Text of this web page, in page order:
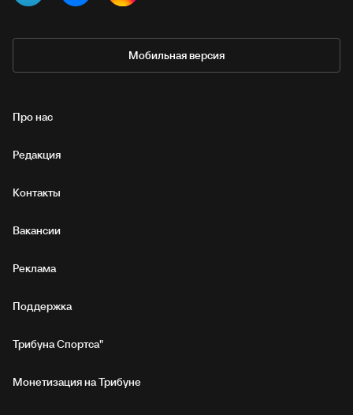
Мобильная версия
Про нас
Редакция
Контакты
Вакансии
Реклама
Поддержка
Трибуна Спортса"
Монетизация на Трибуне